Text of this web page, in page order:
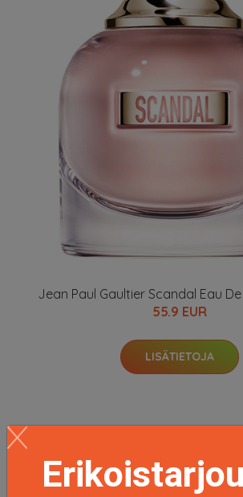
Jean Paul Gaultier Scandal Eau
55.9 EUR
LISÄTIETOJA